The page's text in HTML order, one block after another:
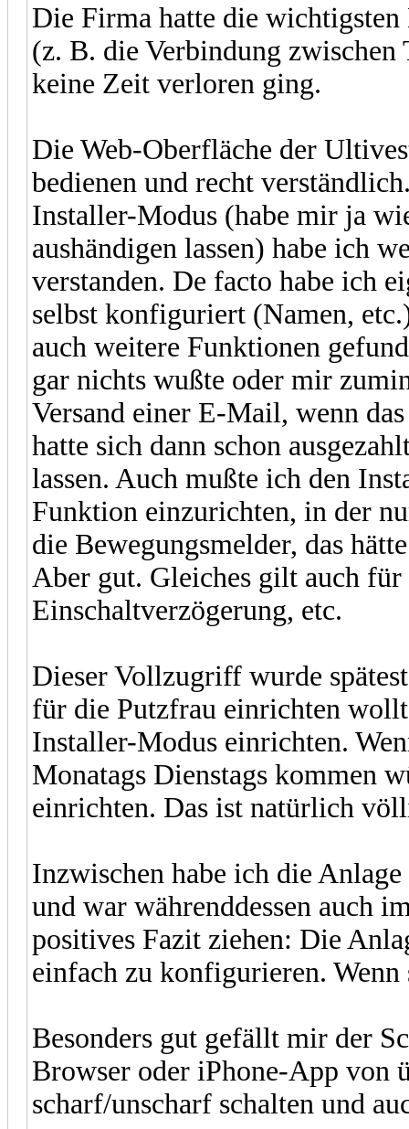
Die Firma hatte die
(z. B. die Verbindung
keine Zeit verloren ging.
Die Web-Oberfläche der
bedienen und recht
Installer-Modus (habe mir ja
aushändigen lassen) habe ich
verstanden. De facto habe ich
selbst konfiguriert (Namen,
auch weitere Funktionen
gar nichts wußte oder mir
Versand einer E-Mail, wenn
hatte sich dann schon
lassen. Auch mußte ich den
Funktion einzurichten, in der
die Bewegungsmelder, das
Aber gut. Gleiches gilt auch
Einschaltverzögerung, etc.
Dieser Vollzugriff wurde
für die Putzfrau einrichten
Installer-Modus einrichten.
Monatags Dienstags kommen
einrichten. Das ist natürlich
Inzwischen habe ich die
und war währenddessen auch
positives Fazit ziehen: Die
einfach zu konfigurieren.
Besonders gut gefällt mir der
Browser oder iPhone-App von
scharf/unscharf schalten und